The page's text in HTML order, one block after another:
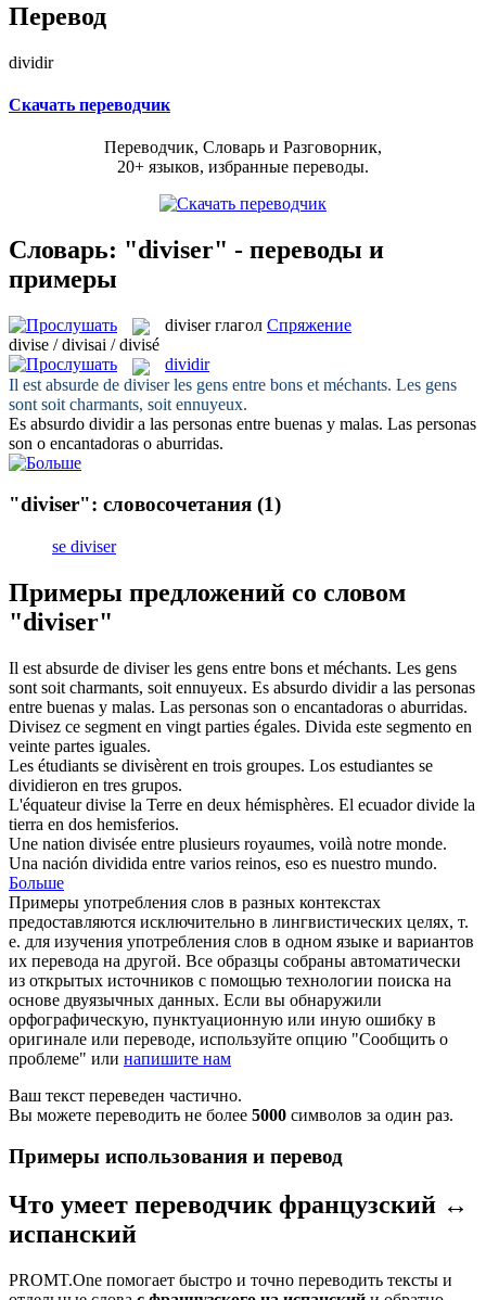
Перевод
dividir
Скачать переводчик
Переводчик, Словарь и Разговорник,
20+ языков, избранные переводы.
Словарь: "diviser" - переводы и
примеры
diviser глагол Спряжение
divise / divisai / divisé
dividir
Il est absurde de diviserles gens entre bons et méchants. Les gens
sont soit charmants, soit ennuyeux.
Es absurdo dividira las personas entre buenas y malas. Las personas
son o encantadoras o aburridas.
"diviser": словосочетания (1)
se diviser
Примеры предложений со словом
"diviser"
Il est absurde de diviserles gens entre bons et méchants. Les gens
sont soit charmants, soit ennuyeux. Es absurdo dividira las personas
entre buenas y malas. Las personas son o encantadoras o aburridas.
Divisez ce segment en vingt parties égales. Divida este segmento en
veinte partes iguales.
Les étudiants se divisèrent en trois groupes. Los estudiantes se
dividieron en tres grupos.
L'équateurdivise la Terre en deux hémisphères. El ecuadordivide la
tierra en dos hemisferios.
Une nation divisée entre plusieurs royaumes, voilà notre monde.
Una nación dividida entre varios reinos, eso es nuestro mundo.
Больше
Примеры употребления слов в разных контекстах
предоставляются исключительно в лингвистических целях, т.
е. для изучения употребления слов в одном языке и вариантов
их перевода на другой. Все образцы собраны автоматически
из открытых источников с помощью технологии поиска на
основе двуязычных данных. Если вы обнаружили
орфографическую, пунктуационную или иную ошибку в
оригинале или переводе, используйте опцию "Сообщить о
проблеме" или напишите нам
Ваш текст переведен частично.
Вы можете переводить не более 5000 символов за один раз.
Примеры использования и перевод
Что умеет переводчик французский ↔
испанский
PROMT.One помогает быстро и точно переводить тексты и